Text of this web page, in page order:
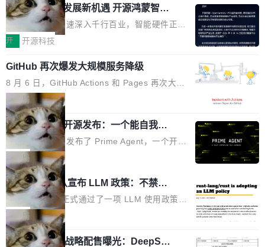
高了。全域营销服务商的竞争正在从规模转向深
度,案例厚度、全域覆盖、多线协同...
或造假。问题是，作为读者，如果你筛选出那些
看起来最令人兴奋的论文，那它们大部分都是过
度宣传的。」 这才是真正的痛点。不是所有论文
都有问题，是最吸引眼球的那批论文最有问题。
他引用的帖子来自 Mathew Shen，一位 ICLR 2
026 的读者：「看了篇 ...
的早期工程师之一，在 Grok 训练基础设施团队
工作过。近日他在 X 上发了一条帖子，列出了他
认为现代 AI 领域最重要的三个开源项目。 第一
理由很具体。FA 系列不需要解释，但 FA2 是他
认为最重要的一个——复杂度恰到好处，刚好能
驱动你去学 CuTe，但还没被那些"邪恶的" Hopp
er++ 优化所淹没，足够容易修改和适配。 更关
键的是 FA2 的持久性...
共商智能硬件发展新机遇 开源鸿蒙智能
硬件开发者日杭州站即将举行
随着万物智联加速深入千行百业，智能硬件正从
单点设备迈向智能化、网联化、协同化发展。作
鸿蒙通过统一技术底座和分布式能力，为不同类
型智能设备的开发、连接与互联提供关键支撑，
也为产业链企业探索产品创新与商业增长打开新
的空间。 8月14日，开源鸿蒙智能硬件开发者日
（OHDD：OpenHarmony Hardware Develope
r Day）将在杭州启航。活动面向智能硬件产业
链企业和开发者，邀请行业专家与资深技术顾
问，围绕开源鸿蒙技术能力、设备适配、芯片适
配、功耗与稳定性调优、兼容性测评及统一互联
等内容展开系统讲解和实战交流，帮助企业进一
步了解开源鸿蒙在智能...
开 开源科技
GitHub 再次爆发大规模服务降级
8 月 6 日，GitHub Actions 和 Pages 再次大规
模服务降级，Actions 完全不可用超过 5 小时，
webhook 停发，连自托管 runner 也因调度层故
障无法工作。Pages、Copilot code review、C
opilot coding agent 全部受影响。从检测到完全
恢复，大约 12 小时。 这是 2026 年 8 月的第六
起事故，其中四起与 AI/Copilot 服务相关。 Git
Hub 员工 kdaigle 在 HN 讨论中贴出了一组数
据：2025 年全年 10 亿次 commit。现在，每周
2.75 亿次，全年预计 140 亿次。GitHub...
局
Prime Agent 开源发布：一个能自我改
进的编程 Agent，ARC-AGI 3 超越人类
专家基线
Prime Intellect 发布了 Prime Agent，一个开源
的编程 Agent Harness，核心设计围绕两个抽
象：Recursive Language Model（RLM）和 C
ontinual Harness。在 ARC-AGI 3 基准测试
上，Prime Agent + Opus 5 的组合达到了 95.
5% RHAE Best@1，超过了 ARC 报告的人类专
家基线 95.4%。 不是又一个 coding agent 包装
器 Prime Agent 的架构和市面上大多数 coding
局
Rust 项目团队宣布 LLM 政策：不禁
止，但你要承认哪些代码不是你写的
Rust 语言项目正式通过了一项 LLM 使用政策，
覆盖 rust-lang/rust 单一仓库的代码贡献。这不
是项目级别的官方立场，目前由五个团队采纳，
但它可能是主流开源项目中关于 AI 辅助贡献最
局
宇树科技 IPO 战略配售曝光：DeepSe